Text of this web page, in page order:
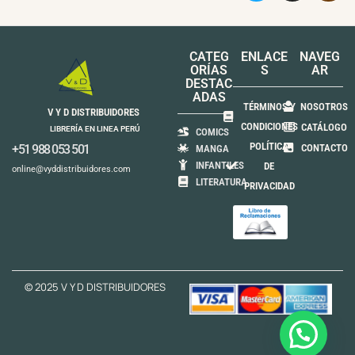
V Y D DISTRIBUIDORES
LIBRERÍA EN LINEA PERÚ
+51 988 053 501
online@vyddistribuidores.com
CATEG
ORÍAS
DESTAC
ADAS
COMICS
MANGA
INFANTILES
LITERATURA
ENLACE
S
TÉRMINOS Y
CONDICIONES
POLÍTICA
DE
PRIVACIDAD
NAVEG
AR
NOSOTROS
CATÁLOGO
CONTACTO
© 2025 V Y D DISTRIBUIDORES